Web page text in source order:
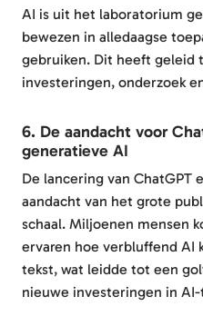
AI is uit het laboratorium
bewezen in alledaagse
gebruiken. Dit heeft geleid
investeringen, onderzoek
6. De aandacht voor
generatieve AI
De lancering van ChatGPT
aandacht van het grote
schaal. Miljoenen mensen
ervaren hoe verbluffend AI
tekst, wat leidde tot een
nieuwe investeringen in